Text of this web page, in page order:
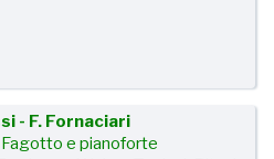
- F. Fornaciari
Fagotto e pianoforte